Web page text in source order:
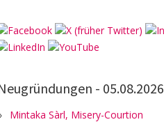
- 05.08.2026
Mintaka Sàrl, Misery-Courtion